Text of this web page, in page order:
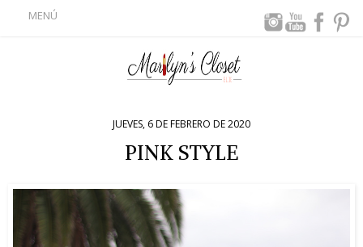
MENÚ
JUEVES, 6 DE FEBRERO DE 2020
PINK STYLE